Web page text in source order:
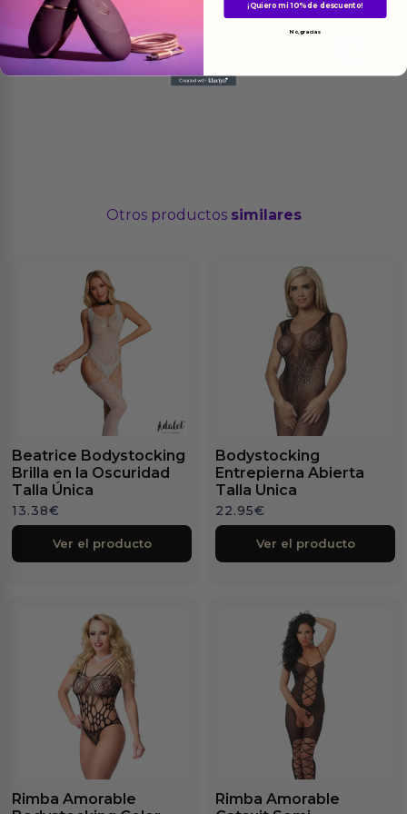
Juego de Mesa de las
Fantasias
24.95 €
Perfume Ferowoman
Otros productos similares
Beatrice Bodystocking
Brilla en la Oscuridad
Talla Única
13.38€
Ver el producto
Bodystocking
Entrepierna Abierta
Talla Unica
22.95€
Ver el producto
Rimba Amorable
Rimba Amorable
¡Quiero mi 10% de descuento!
No, gracias